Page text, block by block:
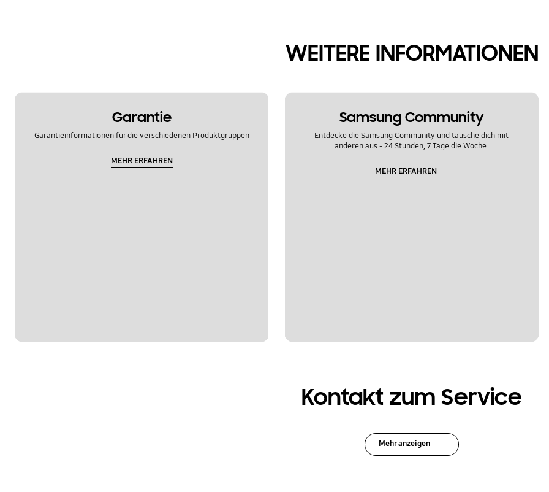
WEITERE INFORMATIONEN
Garantie
Garantieinformationen für die verschiedenen Produktgruppen
MEHR ERFAHREN
Samsung Community
Entdecke die Samsung Community und tausche dich mit
anderen aus - 24 Stunden, 7 Tage die Woche.
MEHR ERFAHREN
Kontakt zum Service
Mehr anzeigen